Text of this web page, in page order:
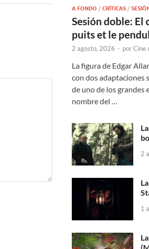
A FONDO /CRÍTICAS /
Sesión doble: El
puits et le
2 agosto, 2026 - porCine
La figura de Edgar
con dos adaptaciones
de uno de los grandes
nombre del …
2
1